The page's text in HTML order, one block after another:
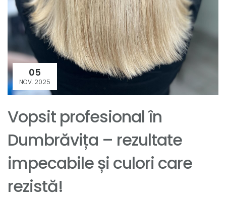
05
NOV. 2025
Vopsit profesional în
Dumbrăvița – rezultate
impecabile și culori care
rezistă!